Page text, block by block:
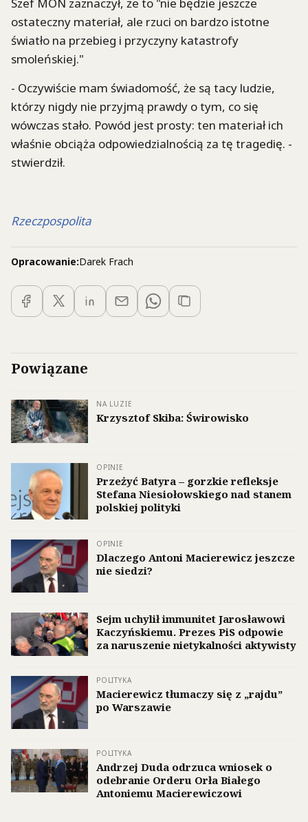
ostateczny materiał, ale rzuci on bardzo istotne
światło na przebieg i przyczyny katastrofy
smoleńskiej."
- Oczywiście mam świadomość, że są tacy ludzie,
którzy nigdy nie przyjmą prawdy o tym, co się
wówczas stało. Powód jest prosty: ten materiał ich
właśnie obciąża odpowiedzialnością za tę tragedię. -
stwierdził.
Rzeczpospolita
Opracowanie:Darek Frach
Powiązane
NA LUZIE
Krzysztof Skiba: Świrowisko
OPINIE
Przeżyć Batyra – gorzkie refleksje
Stefana Niesiołowskiego nad stanem
polskiej polityki
OPINIE
Dlaczego Antoni Macierewicz jeszcze
nie siedzi?
Sejm uchylił immunitet Jarosławowi
Kaczyńskiemu. Prezes PiS odpowie
za naruszenie nietykalności aktywisty
POLITYKA
Macierewicz tłumaczy się z „rajdu”
po Warszawie
POLITYKA
Andrzej Duda odrzuca wniosek o
odebranie Orderu Orła Białego
Antoniemu Macierewiczowi